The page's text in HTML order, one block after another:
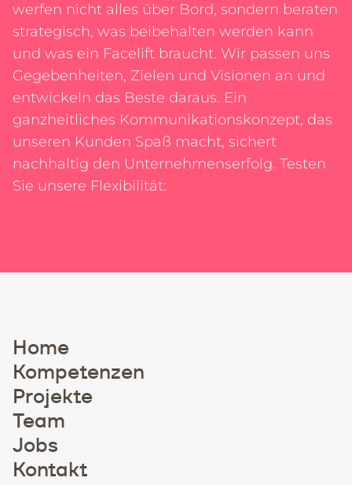
werfen nicht alles über Bord, sondern beraten
strategisch, was beibehalten werden kann
und was ein Facelift braucht. Wir passen uns
Gegebenheiten, Zielen und Visionen an und
entwickeln das Beste daraus. Ein
ganzheitliches Kommunikationskonzept, das
unseren Kunden Spaß macht, sichert
nachhaltig den Unternehmenserfolg. Testen
Sie unsere Flexibilität:
Home
Kompetenzen
Projekte
Team
Jobs
Kontakt